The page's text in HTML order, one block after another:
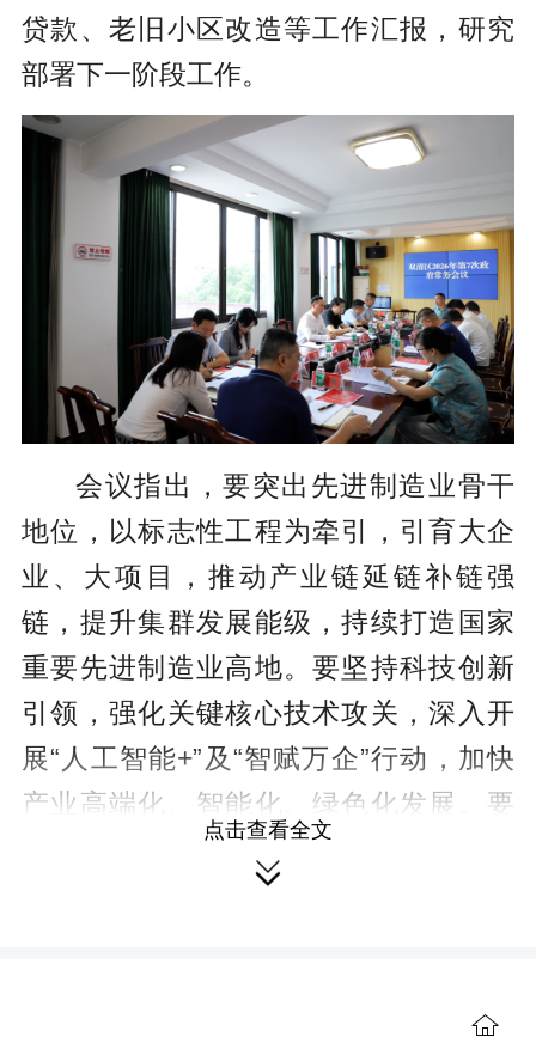
贷款、老旧小区改造等工作汇报，研究
部署下一阶段工作。
会议指出，要突出先进制造业骨干
地位，以标志性工程为牵引，引育大企
业、大项目，推动产业链延链补链强
链，提升集群发展能级，持续打造国家
重要先进制造业高地。要坚持科技创新
引领，强化关键核心技术攻关，深入开
展“人工智能+”及“智赋万企”行动，加快
产业高端化、智能化、绿色化发展。要
推动实体经济和数字经济深度融合，夯
实数字基础设施，壮大数字经济特色产
中小微企业倾斜，筑牢实体经济高质量
点击查看全文
